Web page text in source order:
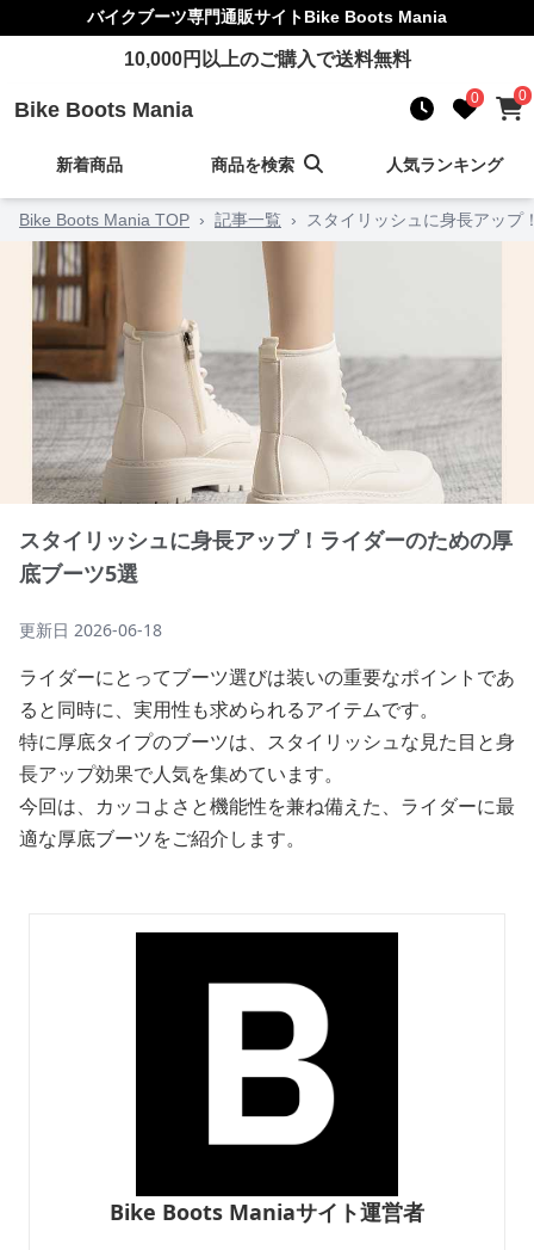
バイクブーツ専門通販サイトBike Boots Mania
10,000円以上のご購入で送料無料
Bike Boots Mania 0 0
新着商品 商品を検索 人気ランキング
Bike Boots Mania TOP › 記事一覧 › スタイリッシュに身長アップ
スタイリッシュに身長アップ！ライダーのための厚
底ブーツ5選
更新日 2026-06-18
ライダーにとってブーツ選びは装いの重要なポイントであ
ると同時に、実用性も求められるアイテムです。
特に厚底タイプのブーツは、スタイリッシュな見た目と身
長アップ効果で人気を集めています。
今回は、カッコよさと機能性を兼ね備えた、ライダーに最
適な厚底ブーツをご紹介します。
Bike Boots Maniaサイト運営者